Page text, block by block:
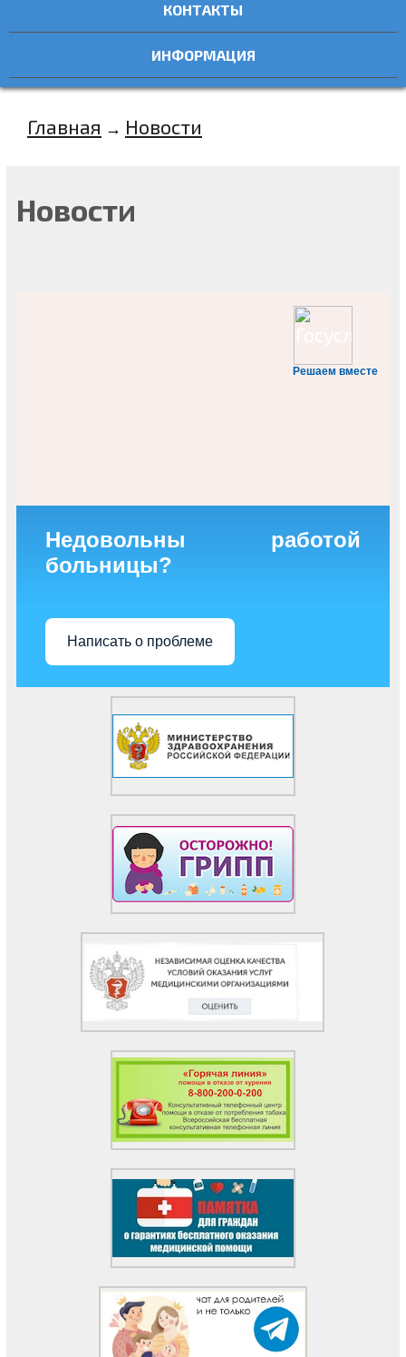
КОНТАКТЫ
ИНФОРМАЦИЯ
Главная → Новости
Новости
Решаем вместе
Недовольны работой
больницы?
Написать о проблеме